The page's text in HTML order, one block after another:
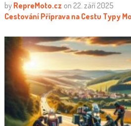
by RepreMoto.cz on 22. září 2025
Cestování Příprava na Cestu Typy